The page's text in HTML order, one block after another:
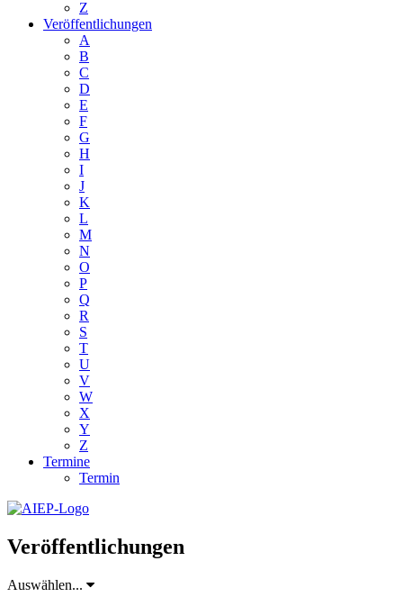
Z
Veröffentlichungen
A
B
C
D
E
F
G
H
I
J
K
L
M
N
O
P
Q
R
S
T
U
V
W
X
Y
Z
Termine
Termin
Veröffentlichungen
Auswählen...